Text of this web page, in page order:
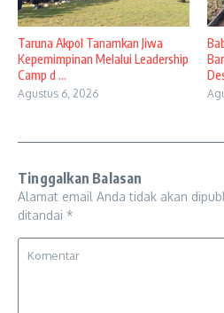
Taruna Akpol Tanamkan Jiwa
Kepemimpinan Melalui Leadership
Camp d ...
Agustus 6, 2026
Tinggalkan Balasan
Alamat email Anda tidak akan
ditandai *